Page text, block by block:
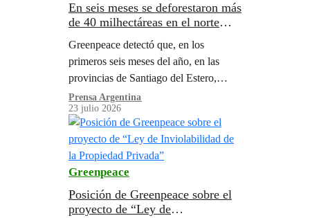
En seis meses se deforestaron más
de 40 milhectáreas en el norte
Greenpeace detectó que, en los
primeros seis meses del año, en las
provincias de Santiago del Estero,
Salta, Formosa y Chaco se
desmontaron 40.862 hectáreas
Prensa Argentina
23 julio 2026
Greenpeace
Posición de Greenpeace sobre el
proyecto de “Ley de